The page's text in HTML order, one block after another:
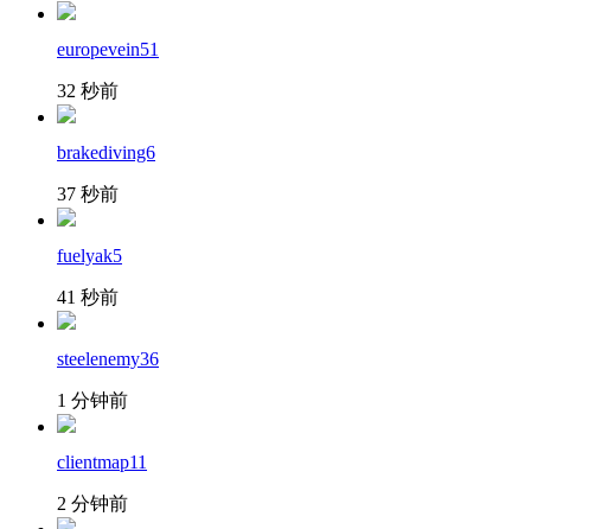
europevein51
32 秒前
brakediving6
37 秒前
fuelyak5
41 秒前
steelenemy36
1 分钟前
clientmap11
2 分钟前